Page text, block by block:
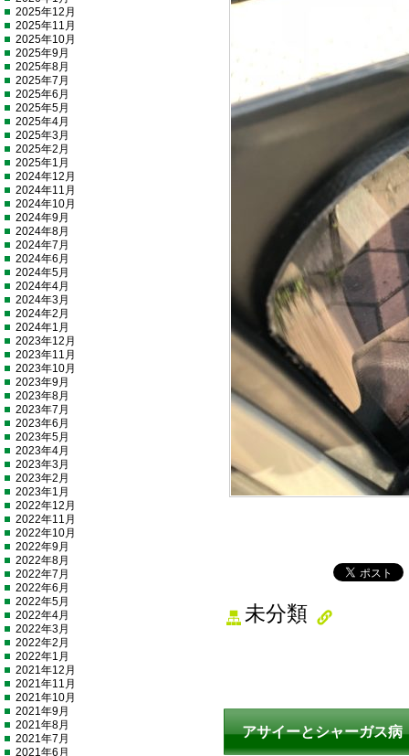
未分類
アサイーとシャーガス病
2025年12月
2025年11月
2025年10月
2025年9月
2025年8月
2025年7月
2025年6月
2025年5月
2025年4月
2025年3月
2025年2月
2025年1月
2024年12月
2024年11月
2024年10月
2024年9月
2024年8月
2024年7月
2024年6月
2024年5月
2024年4月
2024年3月
2024年2月
2024年1月
2023年12月
2023年11月
2023年10月
2023年9月
2023年8月
2023年7月
2023年6月
2023年5月
2023年4月
2023年3月
2023年2月
2023年1月
2022年12月
2022年11月
2022年10月
2022年9月
2022年8月
2022年7月
2022年6月
2022年5月
2022年4月
2022年3月
2022年2月
2022年1月
2021年12月
2021年11月
2021年10月
2021年9月
2021年8月
2021年7月
2021年6月